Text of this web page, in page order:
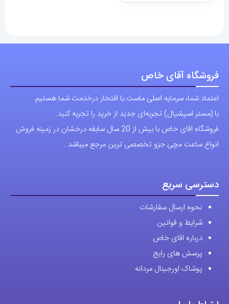
فروشگاه آقای خاص
اعتماد شما، سرمایه اصلی ماست.با افتخار درخدمت شما هستیم.
با (مستر اسپشیال) تجربه‌ای جدید از خرید را تجربه کنید.
فروشگاه اقای خاص با بیش از 20 سال سابقه درخشان در زمینه فروش
انواع ساعت مچی جزو تخصصی ترین مرجع میباشد .
دسترسی سریع
نحوه ارسال سفارشات
شرایط و قوانین
درباره اقای خاص
پرسش های رایج
پوشاک اورجینال مردانه